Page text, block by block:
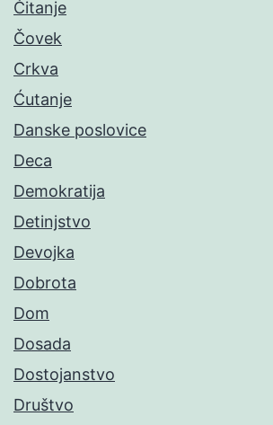
Čitanje
Čovek
Crkva
Ćutanje
Danske poslovice
Deca
Demokratija
Detinjstvo
Devojka
Dobrota
Dom
Dosada
Dostojanstvo
Društvo